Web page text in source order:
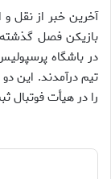
آخرین خبر از نقل
بازيكن فصل
در باشگاه
تيم درآمدند. اين
را در هيأت فوتبال